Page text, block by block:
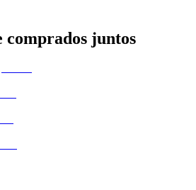
comprados juntos